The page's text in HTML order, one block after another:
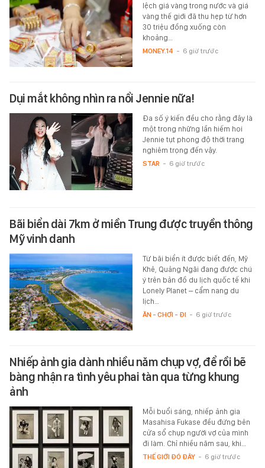
lệch giá vàng trong nước và giá
vàng thế giới đã thu hẹp từ hơn
30 triệu đồng xuống còn
khoảng…
MONEY.14 - 6 giờ trước
Dụi mắt không nhìn ra nổi Jennie nữa!
Đa số ý kiến đều cho rằng đây là
một trong những lần hiếm hoi
Jennie tụt phong độ thời trang
nghiêm trọng đến vậy.
STAR - 6 giờ trước
Bãi biển dài 7km ở miền Trung được truyền thông
Mỹ vinh danh
Từ bãi biển ít được biết đến, Mỹ
Khê, Quảng Ngãi đang được chú
ý trên bản đồ du lịch quốc tế khi
Lonely Planet – cẩm nang du
lịch…
ĂN - CHƠI - ĐI - 6 giờ trước
Nhiếp ảnh gia dành nhiều năm chụp vợ, để rồi bẽ
bàng nhận ra tình yêu phai tàn qua từng khung
ảnh
Mỗi buổi sáng, nhiếp ảnh gia
Masahisa Fukase đều đứng bên
cửa sổ chụp người vợ của mình
đi làm. Chỉ nhiều năm sau, khi…
THẾ GIỚI ĐÓ ĐÂY - 6 giờ trước